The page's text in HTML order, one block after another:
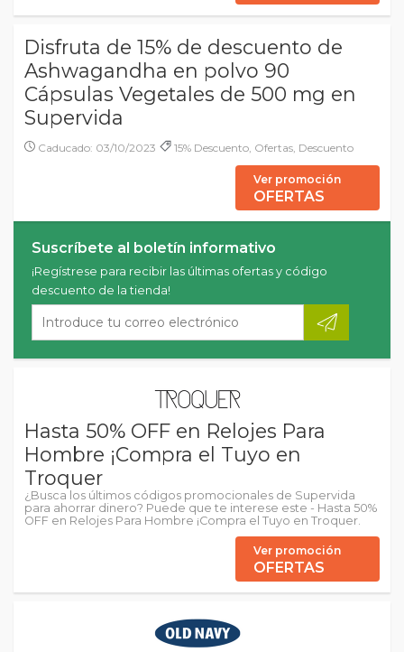
Disfruta de 15% de descuento de
Ashwagandha en polvo 90
Cápsulas Vegetales de 500 mg en
Supervida
Caducado: 03/10/2023 15% Descuento, Ofertas, Descuento
Ver promoción
OFERTAS
Suscríbete al boletín informativo
¡Regístrese para recibir las últimas ofertas y código
descuento de la tienda!
Hasta 50% OFF en Relojes Para
Hombre ¡Compra el Tuyo en
Troquer
¿Busca los últimos códigos promocionales de Supervida
para ahorrar dinero? Puede que te interese este - Hasta 50%
OFF en Relojes Para Hombre ¡Compra el Tuyo en Troquer.
Ver promoción
OFERTAS